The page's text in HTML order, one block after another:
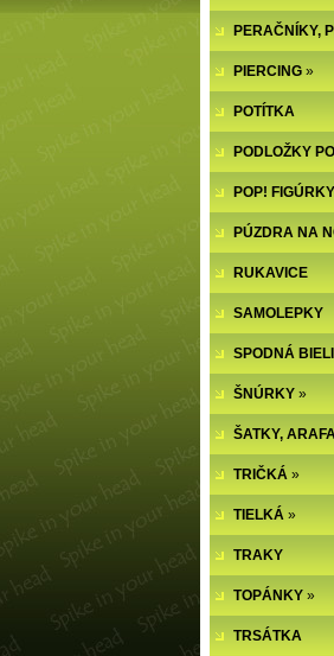
PERAČNÍKY,
PIERCING »
POTÍTKA
PODLOŽKY
POP! FIGÚRKY
PÚZDRA NA
RUKAVICE
SAMOLEPKY
SPODNÁ
ŠNÚRKY »
ŠATKY,
TRIČKÁ »
TIELKÁ »
TRAKY
TOPÁNKY »
TRSÁTKA